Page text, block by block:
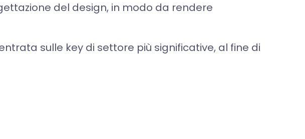
del design, in modo da rendere
sulle key di settore più significative, al fine di